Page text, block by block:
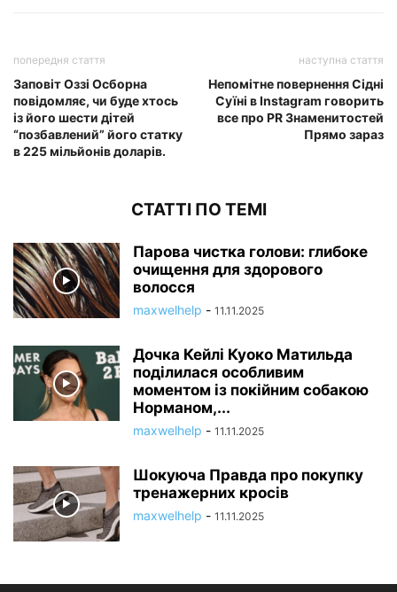
попередня стаття
Заповіт Оззі Осборна
повідомляє, чи буде хтось
із його шести дітей
“позбавлений” його статку
в 225 мільйонів доларів.
наступна стаття
Непомітне повернення Сідні
Суїні в Instagram говорить
все про PR Знаменитостей
Прямо зараз
СТАТТІ ПО ТЕМІ
Парова чистка голови: глибоке
очищення для здорового
волосся
maxwelhelp - 11.11.2025
Дочка Кейлі Куоко Матильда
поділилася особливим
моментом із покійним собакою
Норманом,...
maxwelhelp - 11.11.2025
Шокуюча Правда про покупку
тренажерних кросів
maxwelhelp - 11.11.2025